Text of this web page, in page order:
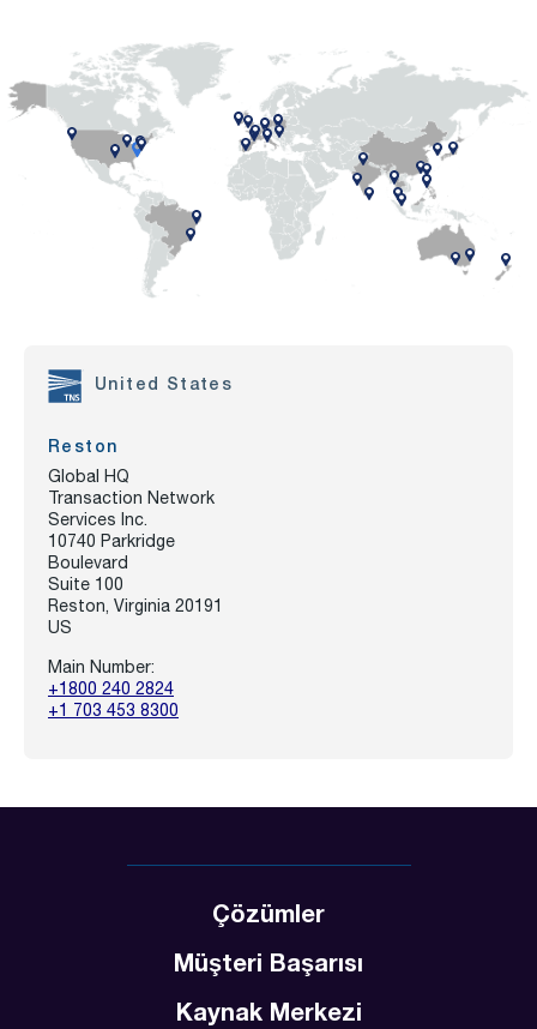
United States
Reston
Global HQ
Transaction Network
Services Inc.
10740 Parkridge
Boulevard
Suite 100
Reston, Virginia 20191
US
Main Number:
+1800 240 2824
+1 703 453 8300
Çözümler
Müşteri Başarısı
Kaynak Merkezi